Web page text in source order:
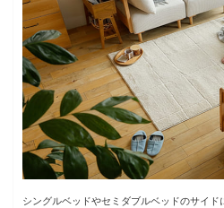
シングルベッドやセミダブルベッドのサイ